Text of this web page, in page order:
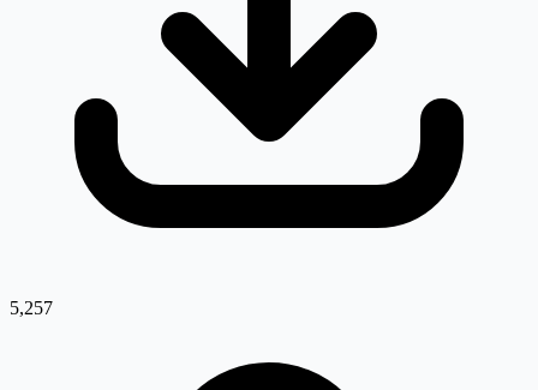
5,257